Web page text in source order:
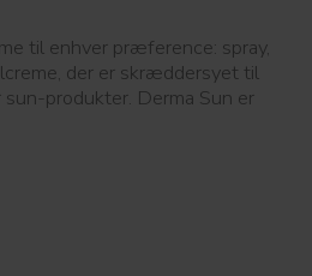
til enhver præference: spray,
der er skræddersyet til
produkter. Derma Sun er